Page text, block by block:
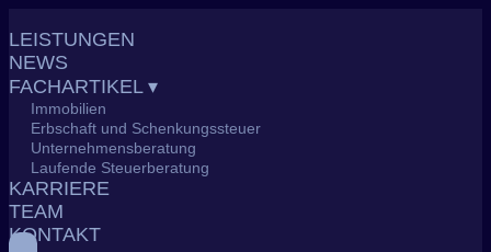
to
content
LEISTUNGEN
NEWS
FACHARTIKEL ▾
Immobilien
Erbschaft und Schenkungssteuer
Unternehmensberatung
Laufende Steuerberatung
KARRIERE
TEAM
KONTAKT